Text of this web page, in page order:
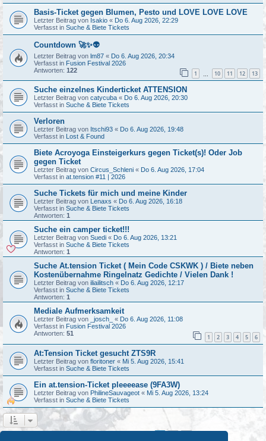
Basis-Ticket gegen Blumen, Pesto und LOVE LOVE LOVE
Letzter Beitrag von Isakio « Do 6. Aug 2026, 22:29
Verfasst in Suche & Biete Tickets
Countdown 🚀✨👽
Letzter Beitrag von lm87 « Do 6. Aug 2026, 20:34
Verfasst in Fusion Festival 2026
Antworten: 122 1 10 11 12 13
Suche einzelnes Kinderticket ATTENSION
Letzter Beitrag von catycuba « Do 6. Aug 2026, 20:30
Verfasst in Suche & Biete Tickets
Verloren
Letzter Beitrag von Itschi93 « Do 6. Aug 2026, 19:48
Verfasst in Lost & Found
Biete Acroyoga Einsteigerkurs gegen Ticket(s)! Oder Job
gegen Ticket
Letzter Beitrag von Circus_Schleni « Do 6. Aug 2026, 17:04
Verfasst in at.tension #11 | 2026
Suche Tickets für mich und meine Kinder
Letzter Beitrag von Lenaxs « Do 6. Aug 2026, 16:18
Verfasst in Suche & Biete Tickets
Antworten: 1
Suche ein camper ticket!!!
Letzter Beitrag von Suedi « Do 6. Aug 2026, 13:21
Verfasst in Suche & Biete Tickets
Antworten: 1
Suche At.tension Ticket ( Mein Code CSKWK ) / Biete neben
Kostenübernahme Ringelnatz Gedichte / Vielen Dank !
Letzter Beitrag von iliailitsch « Do 6. Aug 2026, 12:17
Verfasst in Suche & Biete Tickets
Antworten: 1
Mediale Aufmerksamkeit
Letzter Beitrag von _josch_ « Do 6. Aug 2026, 11:08
Verfasst in Fusion Festival 2026
Antworten: 51 1 2 3 4 5 6
At:Tension Ticket gesucht ZTS9R
Letzter Beitrag von floritoner « Mi 5. Aug 2026, 15:41
Verfasst in Suche & Biete Tickets
Ein at.tension-Ticket pleeeease (9FA3W)
Letzter Beitrag von PhilineSauvageot « Mi 5. Aug 2026, 13:24
Verfasst in Suche & Biete Tickets